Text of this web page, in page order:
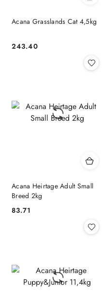
Acana Grasslands Cat 4,5kg
Cena:
243.40
Acana Heirtage Adult Small
Breed 2kg
Cena:
83.71